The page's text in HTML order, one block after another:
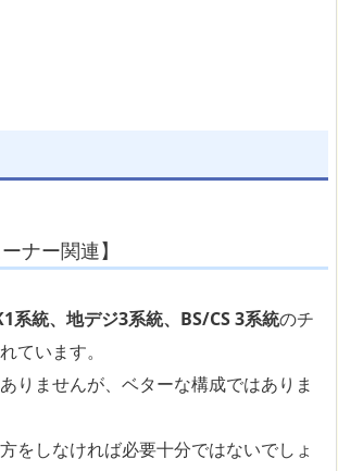
ナー関連】
系統、地デジ3系統、BS/CS 3系統のチ
ています。
りませんが、ベターな構成ではありま
をしなければ必要十分ではないでしょ